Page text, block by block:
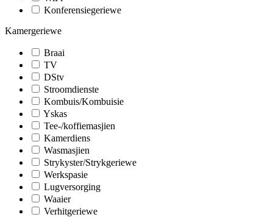
Konferensiegeriewe
Kamergeriewe
Braai
TV
DStv
Stroomdienste
Kombuis/Kombuisie
Yskas
Tee-/koffiemasjien
Kamerdiens
Wasmasjien
Strykyster/Strykgeriewe
Werkspasie
Lugversorging
Waaier
Verhitgeriewe